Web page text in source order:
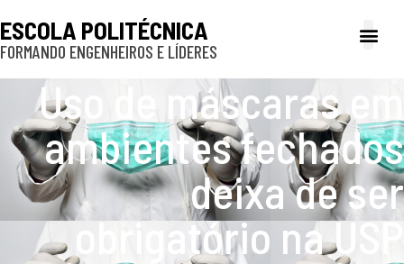
ESCOLA POLITÉCNICA
FORMANDO ENGENHEIROS E LÍDERES
Uso de máscaras em
ambientes fechados
deixa de ser
obrigatório na USP